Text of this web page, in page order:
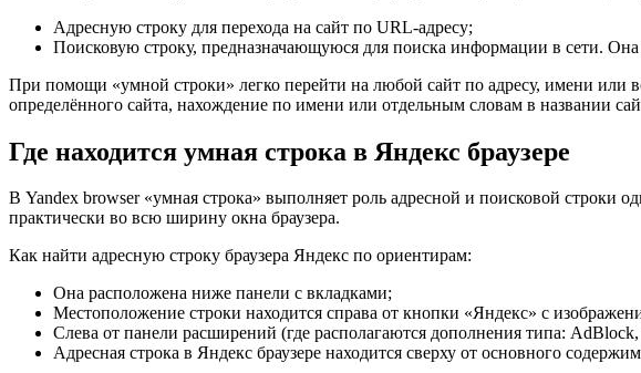
Адресную строку для перехода на сайт по URL-адресу;
Поисковую строку, предназначающуюся для поиска информации в сети.
При помощи «умной строки» легко перейти на любой сайт по адресу, имени или
определённого сайта, нахождение по имени или отдельным словам в названии
Где находится умная строка в Яндекс браузере
В Yandex browser «умная строка» выполняет роль адресной и поисковой строки
практически во всю ширину окна браузера.
Как найти адресную строку браузера Яндекс по ориентирам:
Она расположена ниже панели с вкладками;
Местоположение строки находится справа от кнопки «Яндекс» с
Слева от панели расширений (где располагаются дополнения типа:
Адресная строка в Яндекс браузере находится сверху от основного